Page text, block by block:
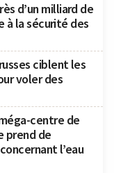
d’un milliard de
à la sécurité des
ciblent les
voler des
centre de
prend de
l’eau